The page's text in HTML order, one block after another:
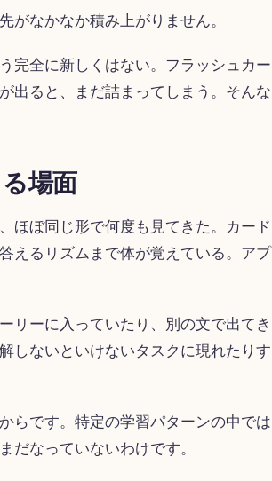
がなかなか積み上がりません。
完全に新しくはない。フラッシュカー
出ると、まだ詰まってしまう。そんな
場面
ほぼ同じ形で何度も見てきた。カード
えるリズムまで体が覚えている。アプ
リーに入っていたり、別の文で出てき
しないといけないタスクに現れたりす
らです。特定の学習パターンの中では
だなっていないわけです。